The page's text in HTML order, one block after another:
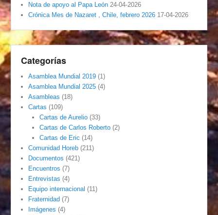
Nota de apoyo al Papa León 24-04-2026
Crónica Mes de Nazaret , Chile, febrero 2026 17-04-2026
Categorías
Asamblea Mundial 2019 (1)
Asamblea Mundial 2025 (4)
Asambleas (18)
Cartas (109)
Cartas de Aurelio(33)
Cartas de Carlos Roberto(2)
Cartas de Eric (14)
Comunidad Horeb (211)
Documentos (421)
Encuentros (7)
Entrevistas (4)
Equipo internacional (11)
Fraternidad (7)
Imágenes (4)